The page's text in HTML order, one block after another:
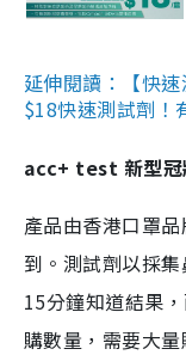
延伸閱讀：【快
$18快速測試劑
acc+ test 新型冠
產品由香港口罩
到。測試劑以採
15分鐘知道結果
購數量，需要大